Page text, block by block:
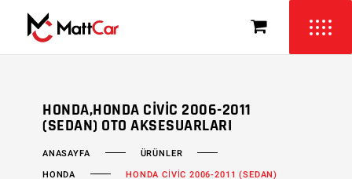
HONDA,HONDA CIVIC 2006-2011
(SEDAN) OTO AKSESUARLARI
ANASAYFA
ÜRÜNLER
HONDA
HONDA CİVİC 2006-2011 (SEDAN)